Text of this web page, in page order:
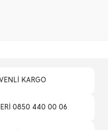
KARGO
0850 440 00 06